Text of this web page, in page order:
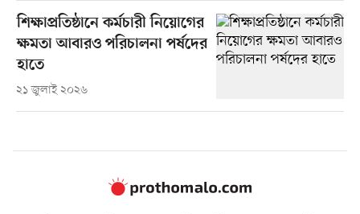
শিক্ষাপ্রতিষ্ঠানে কর্মচারী নিয়োগের
ক্ষমতা আবারও পরিচালনা পর্ষদের
হাতে
২১ জুলাই ২০২৬